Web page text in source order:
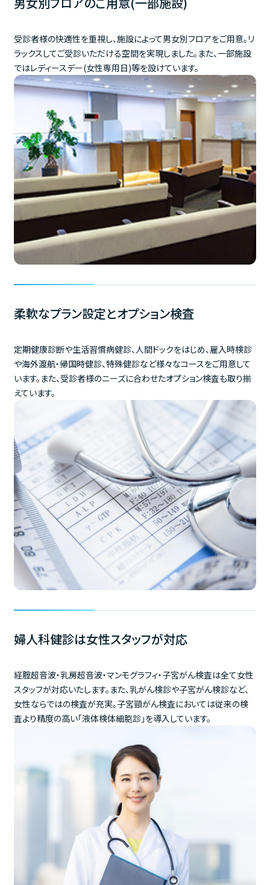
受診者様の快適性を重視し、施設によって男女別フロアをご用意。リ
ラックスしてご受診いただける空間を実現しました。また、一部施設
ではレディースデー(女性専用日)等を設けています。
柔軟なプラン設定とオプション検査
定期健康診断や生活習慣病健診、人間ドックをはじめ、雇入時検診
や海外渡航・帰国時健診、特殊健診など様々なコースをご用意して
います。また、受診者様のニーズに合わせたオプション検査も取り揃
えています。
婦人科健診は女性スタッフが対応
経腟超音波・乳房超音波・マンモグラフィ・子宮がん検査は全て女性
スタッフが対応いたします。また、乳がん検診や子宮がん検診など、
女性ならではの検査が充実。子宮頸がん検査においては従来の検
査より精度の高い「液体検体細胞診」を導入しています。